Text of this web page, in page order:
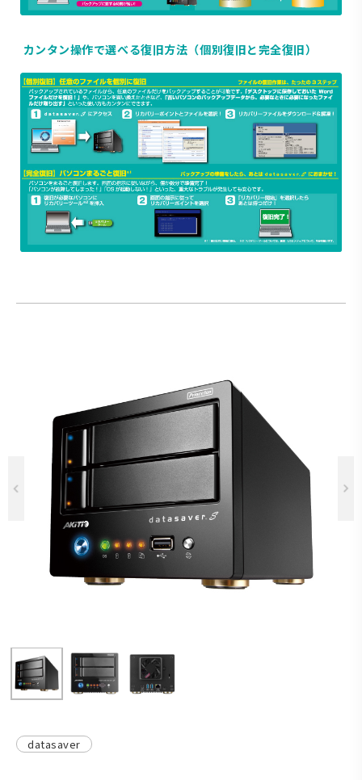
カンタン操作で選べる復旧方法（個別復旧と完全復旧）
datasaver